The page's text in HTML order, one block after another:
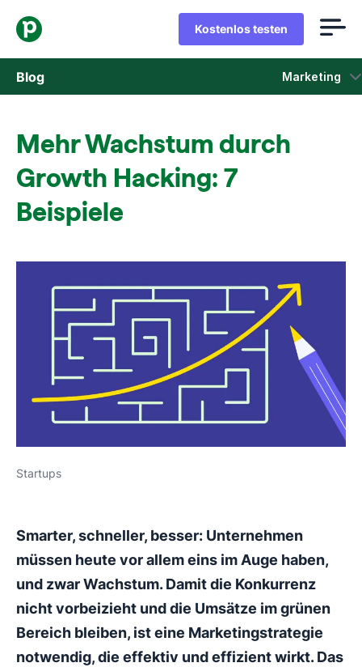
Kostenlos testen
Blog Marketing
Marketing
Produkt-Updates
Mehr Wachstum durch
Growth Hacking: 7
Beispiele
Startups
Smarter, schneller, besser: Unternehmen
müssen heute vor allem eins im Auge haben,
und zwar Wachstum. Damit die Konkurrenz
nicht vorbeizieht und die Umsätze im grünen
Bereich bleiben, ist eine Marketingstrategie
notwendig, die effektiv und effizient wirkt. Das